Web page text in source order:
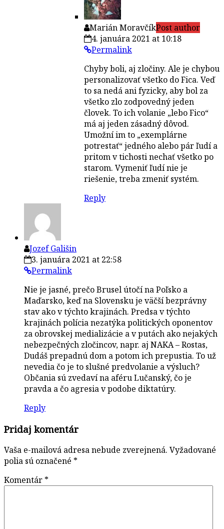
Marián MoravčíkPost author
4. januára 2021 at 10:18
Permalink
Chyby boli, aj zločiny. Ale je chybou
personalizovať všetko do Fica. Veď
to sa nedá ani fyzicky, aby bol za
všetko zlo zodpovedný jeden
človek. To ich volanie „lebo Fico“
má aj jeden zásadný dôvod.
Umožní im to „exemplárne
potrestať“ jedného alebo pár ľudí a
pritom v tichosti nechať všetko po
starom. Vymeniť ľudí nie je
riešenie, treba zmeniť systém.
Reply
Jozef Gališin
3. januára 2021 at 22:58
Permalink
Nie je jasné, prečo Brusel útočí na Poľsko a
Maďarsko, keď na Slovensku je väčší bezprávny
stav ako v týchto krajinách. Predsa v týchto
krajinách polícia nezatýka politických oponentov
za obrovskej medializácie a v putách ako nejakých
nebezpečných zločincov, napr. aj NAKA – Rostas,
Dudáš prepadnú dom a potom ich prepustia. To už
nevedia čo je to slušné predvolanie a výsluch?
Občania sú zvedaví na aféru Lučanský, čo je
pravda a čo agresia v podobe diktatúry.
Reply
Pridaj komentár
Vaša e-mailová adresa nebude zverejnená. Vyžadované
polia sú označené *
Komentár *